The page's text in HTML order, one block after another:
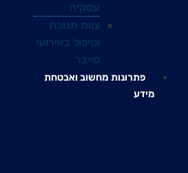
עסקית
צוות תגובה
וטיפול באירועי
סייבר
פתרונות מחשוב ואבטחת
מידע